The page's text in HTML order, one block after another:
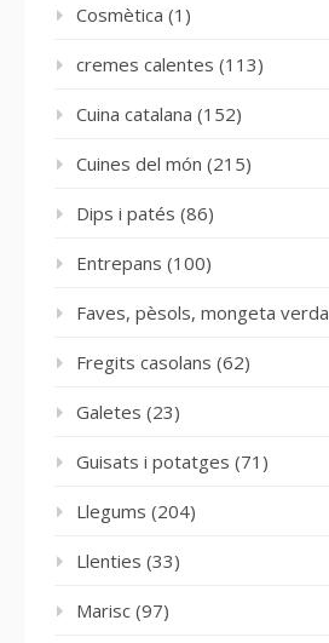
Cosmètica (1)
cremes calentes (113)
Cuina catalana (152)
Cuines del món (215)
Dips i patés (86)
Entrepans (100)
Faves, pèsols, mongeta verda
Fregits casolans (62)
Galetes (23)
Guisats i potatges (71)
Llegums (204)
Llenties (33)
Marisc (97)